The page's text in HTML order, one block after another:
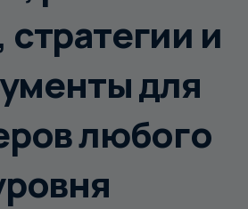
стратегии и
для
любого